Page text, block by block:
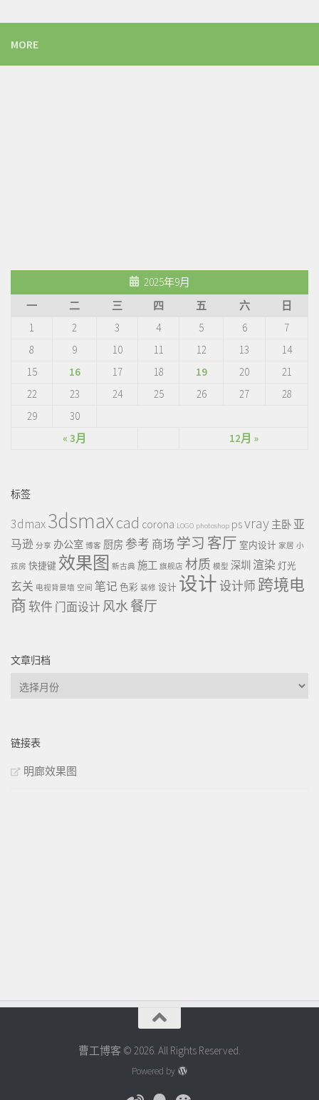
MORE
2025年9月
一
二 三 四 五 六 日
« 3月 12月 »
1 2 3 4 5 6
7
8
9 10 11 12 13
14
15
16 17 18 19 20
21
22
23 24 25 26 27
28
29
30
标签
3dmax3dsmaxcad corona LOGO photoshop psvray 主卧 亚
马逊 分享 办公室 博客 厨房 参考 商场 学习 客厅 室内设计 家居 小
孩房 快捷键 效果图 新古典 施工 旗舰店 材质 模型 深圳 渲染 灯光
玄关 电视背景墙 空间 笔记 色彩 装修 设计 设计设计师 跨境电
商软件 门面设计 风水 餐厅
文章归档
文
链接表
明廊效果图
曹工博客 © 2026. All Rights Reserved.
Powered by